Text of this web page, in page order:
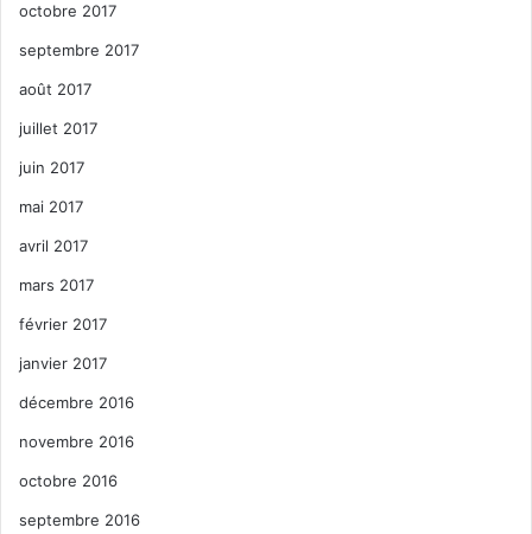
octobre 2017
septembre 2017
août 2017
juillet 2017
juin 2017
mai 2017
avril 2017
mars 2017
février 2017
janvier 2017
décembre 2016
novembre 2016
octobre 2016
septembre 2016